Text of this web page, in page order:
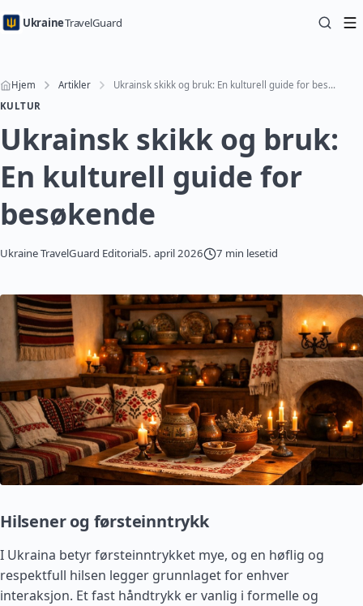
UkraineTravelGuard
Hjem Artikler
Ukrainsk skikk og bruk: En kulturell guide for besøkende
KULTUR
Ukrainsk skikk og bruk:
En kulturell guide for
besøkende
Ukraine TravelGuard Editorial5. april 2026 7 min lesetid
Hilsener og førsteinntrykk
I Ukraina betyr førsteinntrykket mye, og en høflig og
respektfull hilsen legger grunnlaget for enhver
interaksjon. Et fast håndtrykk er vanlig i formelle og